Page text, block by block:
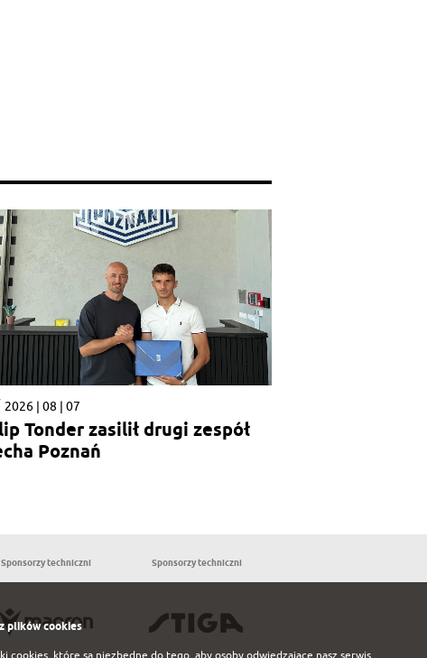
2026 | 08 | 07
Tonder zasilił drugi zespół
Poznań
Sponsorzy techniczni Sponsorzy techniczni
plików cookies